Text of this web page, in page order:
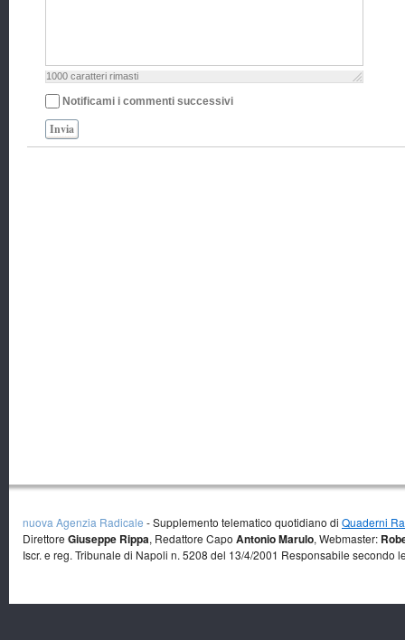
1000 caratteri rimasti
Notificami i commenti successivi
Invia
nuova Agenzia Radicale - Supplemento telematico quotidiano di Quaderni
Direttore Giuseppe Rippa, Redattore Capo Antonio Marulo, Webmaster:
Iscr. e reg. Tribunale di Napoli n. 5208 del 13/4/2001 Responsabile secondo